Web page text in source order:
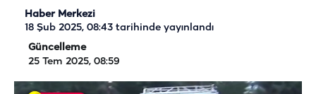
Haber Merkezi
18 Şub 2025, 08:43 tarihinde yayınlandı
Güncelleme
25 Tem 2025, 08:59